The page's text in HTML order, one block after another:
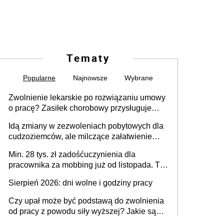
Tematy
Popularne Najnowsze Wybrane
Zwolnienie lekarskie po rozwiązaniu umowy
o pracę? Zasiłek chorobowy przysługuje
dni od ustania stosunku pracy
Idą zmiany w zezwoleniach pobytowych dla
cudzoziemców, ale milczące załatwienie
Min. 28 tys. zł zadośćuczynienia dla
pracownika za mobbing już od listopada. To
zespołu
Sierpień 2026: dni wolne i godziny pracy
Czy upał może być podstawą do zwolnienia
od pracy z powodu siły wyższej? Jakie są